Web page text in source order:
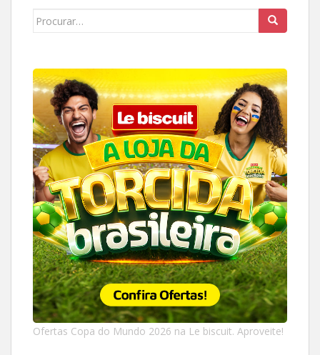
Search
Ofertas Copa do Mundo 2026 na Le biscuit. Aproveite!